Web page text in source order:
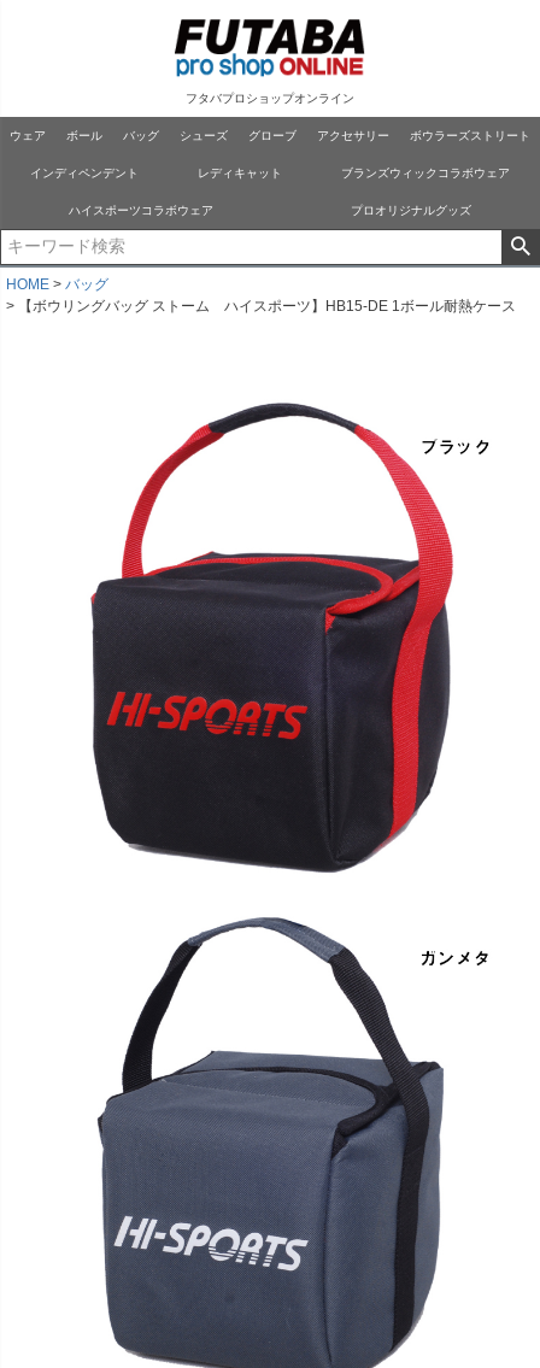
フタバプロショップオンライン
ウェア ボール バッグ シューズ グローブ アクセサリー ボウラーズストリート
インディペンデント レディキャット ブランズウィックコラボウェア
ハイスポーツコラボウェア プロオリジナルグッズ
HOME
バッグ
【ボウリングバッグ ストーム ハイスポーツ】HB15-DE 1ボール耐熱ケース